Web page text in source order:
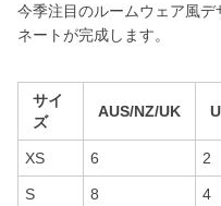
今季注目のルームウェア風
ネートが完成します。
サイ
ズ
AUS/NZ/UK
XS 6 2
S 8 4